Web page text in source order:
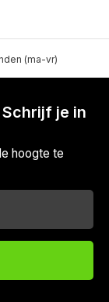
(ma-vr)
je in
hoogte te